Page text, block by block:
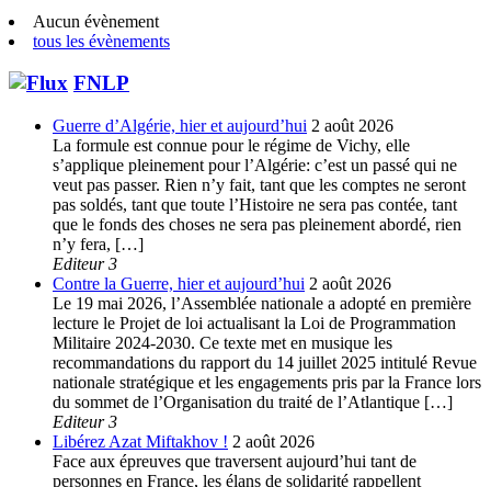
Aucun évènement
tous les évènements
FNLP
Guerre d’Algérie, hier et aujourd’hui 2 août 2026
La formule est connue pour le régime de Vichy, elle
s’applique pleinement pour l’Algérie: c’est un passé qui ne
veut pas passer. Rien n’y fait, tant que les comptes ne seront
pas soldés, tant que toute l’Histoire ne sera pas contée, tant
que le fonds des choses ne sera pas pleinement abordé, rien
n’y fera, […]
Editeur 3
Contre la Guerre, hier et aujourd’hui 2 août 2026
Le 19 mai 2026, l’Assemblée nationale a adopté en première
lecture le Projet de loi actualisant la Loi de Programmation
Militaire 2024-2030. Ce texte met en musique les
recommandations du rapport du 14 juillet 2025 intitulé Revue
nationale stratégique et les engagements pris par la France lors
du sommet de l’Organisation du traité de l’Atlantique […]
Editeur 3
Libérez Azat Miftakhov ! 2 août 2026
Face aux épreuves que traversent aujourd’hui tant de
personnes en France, les élans de solidarité rappellent